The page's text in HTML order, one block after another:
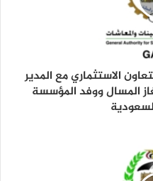
الاستثماري مع المدير
المسال ووفد المؤسسة